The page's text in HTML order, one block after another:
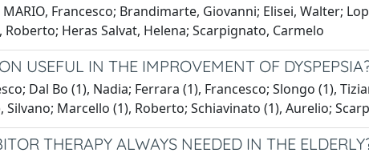
Francesco; Brandimarte, Giovanni; Elisei, Walter;
Heras Salvat, Helena; Scarpignato, Carmelo
USEFUL IN THE IMPROVEMENT OF
Dal Bo (1), Nadia; Ferrara (1), Francesco; Slongo (1),
Silvano; Marcello (1), Roberto; Schiavinato (1), Aurelio;
THERAPY ALWAYS NEEDED IN THE